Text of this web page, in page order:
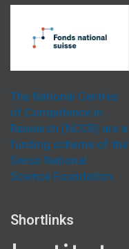
The National Centres
of Competence in
Research (NCCR) are a
funding scheme of the
Swiss National
Science Foundation.
Shortlinks